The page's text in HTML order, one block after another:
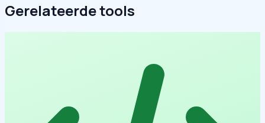
Gerelateerde tools